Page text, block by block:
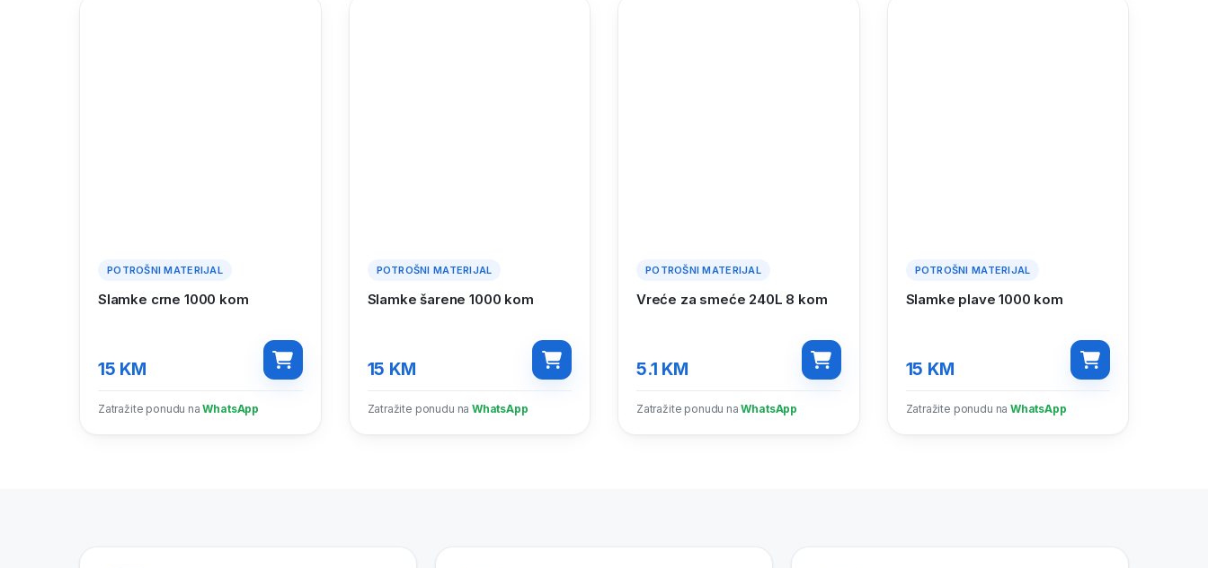
POTROŠNI MATERIJAL
Slamke crne 1000 kom
15 KM
Zatražite ponudu na WhatsApp
POTROŠNI MATERIJAL
Slamke šarene 1000 kom
15 KM
Zatražite ponudu na WhatsApp
POTROŠNI MATERIJAL
Vreće za smeće 240L 8 kom
5.1 KM
Zatražite ponudu na WhatsApp
POTROŠNI MATERIJAL
Slamke plave 1000 kom
15 KM
Zatražite ponudu na WhatsApp